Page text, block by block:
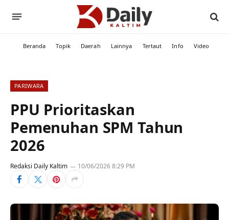
Beranda Topik Daerah Lainnya Tertaut Info Video
PARIWARA
PPU Prioritaskan
Pemenuhan SPM Tahun
2026
Redaksi Daily Kaltim 10/06/2026 8:29 PM